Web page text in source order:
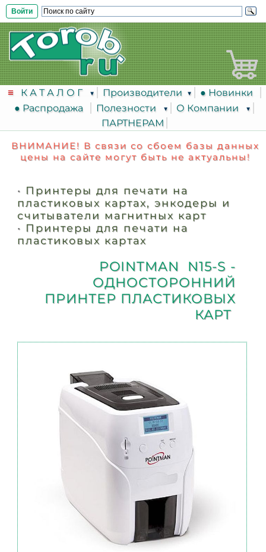
Войти
К А Т А Л О Г Производители
● Новинки
● Распродажа
Полезности
О Компании
ПАРТНЕРАМ
ВНИМАНИЕ! В связи со сбоем базы данных
цены на сайте могут быть не актуальны!
• Принтеры для печати на
пластиковых картах, энкодеры и
считыватели магнитных карт
• Принтеры для печати на
пластиковых картах
POINTMAN N15-S -
ОДНОСТОРОННИЙ
ПРИНТЕР ПЛАСТИКОВЫХ
КАРТ